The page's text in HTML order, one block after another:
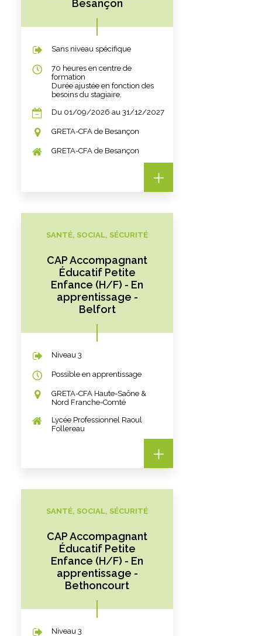
Besançon
Sans niveau spécifique
70 heures en centre de
formation
Durée ajustée en fonction des
besoins du stagiaire.
Du 01/09/2026 au 31/12/2027
GRETA-CFA de Besançon
GRETA-CFA de Besançon
SANTÉ, SOCIAL, SÉCURITÉ
CAP Accompagnant
Éducatif Petite
Enfance (H/F) - En
apprentissage -
Belfort
Niveau 3
Possible en apprentissage
GRETA-CFA Haute-Saône &
Nord Franche-Comté
Lycée Professionnel Raoul
Follereau
SANTÉ, SOCIAL, SÉCURITÉ
CAP Accompagnant
Éducatif Petite
Enfance (H/F) - En
apprentissage -
Bethoncourt
Niveau 3